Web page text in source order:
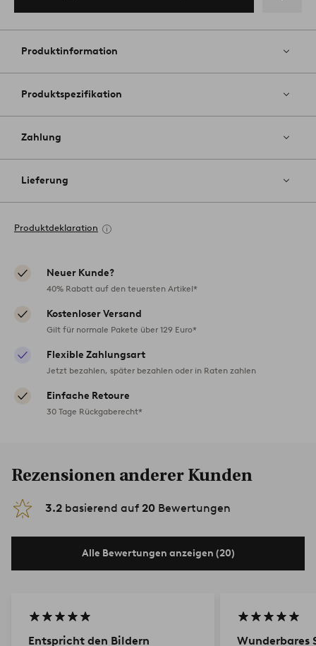
Favoriten
Produktinformation
Produktspezifikation
Zahlung
Lieferung
Produktdeklaration
Neuer Kunde?
40% Rabatt auf den teuersten Artikel*
Kostenloser Versand
Gilt für normale Pakete über 129 Euro*
Flexible Zahlungsart
Jetzt bezahlen, später bezahlen oder in Raten zahlen
Einfache Retoure
30 Tage Rückgaberecht*
Rezensionen anderer Kunden
3.2 basierend auf 20 Bewertungen
Alle Bewertungen anzeigen (20)
Entspricht den Bildern Wunderbares